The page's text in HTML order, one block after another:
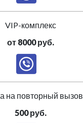
VIP-комплекс
от 8000 руб.
на повторный вызов
500 руб.